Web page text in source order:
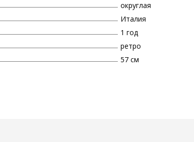
округлая
Италия
1 год
ретро
57 см